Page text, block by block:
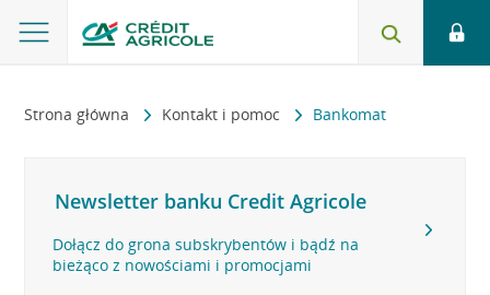
Strona główna Kontakt i pomoc Bankomat
Newsletter banku Credit Agricole
Dołącz do grona subskrybentów i bądź na
bieżąco z nowościami i promocjami